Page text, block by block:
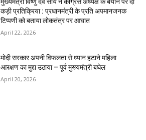
मुख्यमंत्री विष्णु देव साय ने कांग्रेस अध्यक्ष के बयान पर दी
कड़ी प्रतिक्रिया : प्रधानमंत्री के प्रति अपमानजनक
टिप्पणी को बताया लोकतंत्र पर आघात
April 22, 2026
मोदी सरकार अपनी विफलता से ध्यान हटाने महिला
आरक्षण का मुद्दा उठाया – पूर्व मुख्यमंत्री बघेल
April 20, 2026